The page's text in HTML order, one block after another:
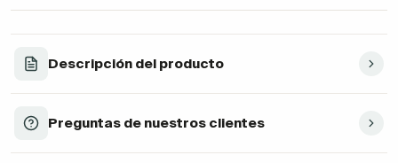
Descripción del producto
Preguntas de nuestros clientes